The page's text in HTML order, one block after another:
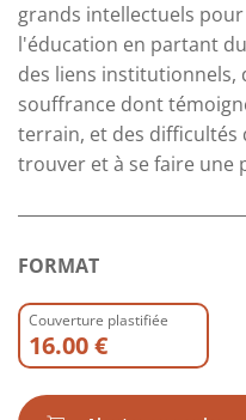
grands intellectuels
l'éducation en partant
des liens institutionnels,
souffrance dont
terrain, et des difficultés
trouver et à se faire une
FORMAT
Couverture plastifiée
16.00 €